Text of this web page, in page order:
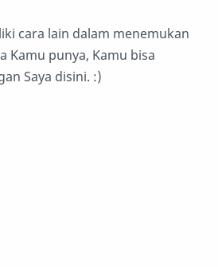
cara lain dalam menemukan
Kamu punya, Kamu bisa
Saya disini. :)